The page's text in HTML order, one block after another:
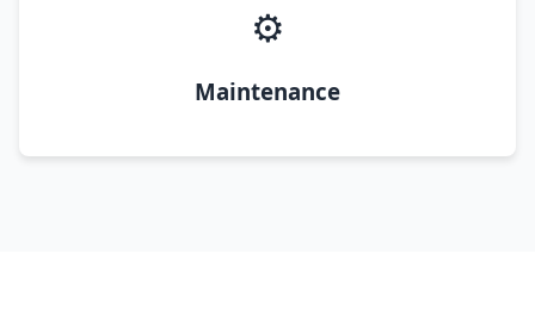
⚙️
Maintenance